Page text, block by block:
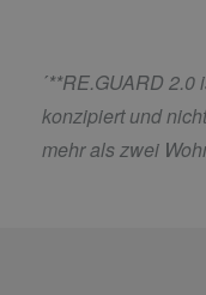
´**RE.GUARD 2.0
konzipiert und
mehr als zwei